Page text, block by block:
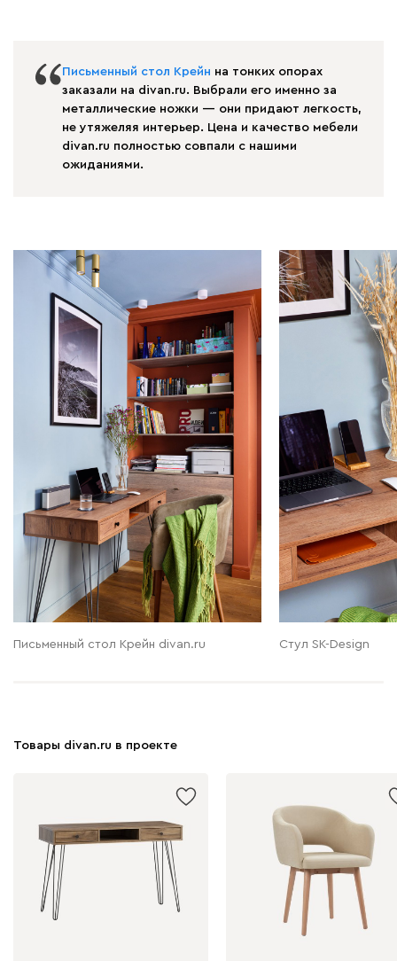
Письменный стол Крейн на тонких опорах
заказали на divan.ru. Выбрали его именно за
металлические ножки — они придают легкость,
не утяжеляя интерьер. Цена и качество мебели
divan.ru полностью совпали с нашими
ожиданиями.
Письменный стол Крейн divan.ru Стул SK-Design
Товары divan.ru в проекте